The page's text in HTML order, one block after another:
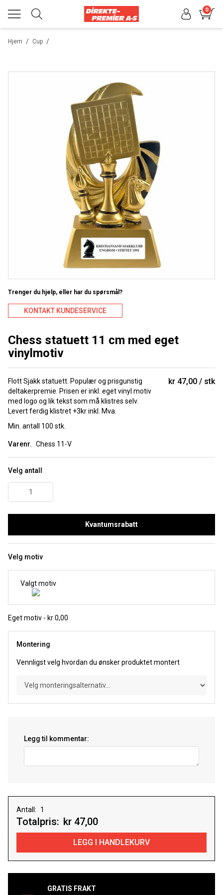
0
/
Hjem /
Cup
Trenger du hjelp, eller har du spørsmål?
KONTAKT KUNDESERVICE
Chess statuett 11 cm med eget
vinylmotiv
Flott Sjakk statuett. Populær og prisgunstig
deltakerpremie. Prisen er inkl. eget vinyl motiv
med logo og lik tekst som må klistres selv.
Levert ferdig klistret +3kr inkl. Mva.
Min. antall 100 stk.
Varenr. Chess 11-V
kr 47,00 stk
Velg antall
Kvantumsrabatt
Velg motiv
Valgt motiv
Eget motiv - kr 0,00
Montering
Vennligst velg hvordan du ønsker produktet montert
Legg til kommentar:
Antall:
Totalpris: kr 47,00
GRATIS FRAKT